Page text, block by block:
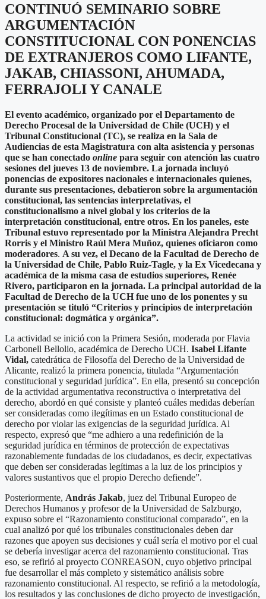
CONTINUÓ SEMINARIO SOBRE
ARGUMENTACIÓN
CONSTITUCIONAL CON PONENCIAS
DE EXTRANJEROS COMO LIFANTE,
JAKAB, CHIASSONI, AHUMADA,
FERRAJOLI Y CANALE
El evento académico, organizado por el Departamento de
Derecho Procesal de la Universidad de Chile (UCH) y el
Tribunal Constitucional (TC), se realiza en la Sala de
Audiencias de esta Magistratura con alta asistencia y personas
que se han conectado online para seguir con atención las cuatro
sesiones del jueves 13 de noviembre. La jornada incluyó
ponencias de expositores nacionales e internacionales quienes,
durante sus presentaciones, debatieron sobre la argumentación
constitucional, las sentencias interpretativas, el
constitucionalismo a nivel global y los criterios de la
interpretación constitucional, entre otros. En los paneles, este
Tribunal estuvo representado por la Ministra Alejandra Precht
Rorris y el Ministro Raúl Mera Muñoz, quienes oficiaron como
moderadores. A su vez, el Decano de la Facultad de Derecho de
la Universidad de Chile, Pablo Ruiz-Tagle, y la Ex Vicedecana y
académica de la misma casa de estudios superiores, Renée
Rivero, participaron en la jornada. La principal autoridad de la
Facultad de Derecho de la UCH fue uno de los ponentes y su
presentación se tituló “Criterios y principios de interpretación
constitucional: dogmática y orgánica”.
La actividad se inició con la Primera Sesión, moderada por Flavia
Carbonell Bellolio, académica de Derecho UCH. Isabel Lifante
Vidal, catedrática de Filosofía del Derecho de la Universidad de
Alicante, realizó la primera ponencia, titulada “Argumentación
constitucional y seguridad jurídica”. En ella, presentó su concepción
de la actividad argumentativa reconstructiva o interpretativa del
derecho, abordó en qué consiste y planteó cuáles medidas deberían
ser consideradas como ilegítimas en un Estado constitucional de
derecho por violar las exigencias de la seguridad jurídica. Al
respecto, expresó que “me adhiero a una redefinición de la
seguridad jurídica en términos de protección de expectativas
razonablemente fundadas de los ciudadanos, es decir, expectativas
que deben ser consideradas legítimas a la luz de los principios y
valores sustantivos que el propio Derecho defiende”.
Posteriormente, András Jakab, juez del Tribunal Europeo de
Derechos Humanos y profesor de la Universidad de Salzburgo,
expuso sobre el “Razonamiento constitucional comparado”, en la
cual analizó por qué los tribunales constitucionales deben dar
razones que apoyen sus decisiones y cuál sería el motivo por el cual
se debería investigar acerca del razonamiento constitucional. Tras
eso, se refirió al proyecto CONREASON, cuyo objetivo principal
fue desarrollar el más completo y sistemático análisis sobre
razonamiento constitucional. Al respecto, se refirió a la metodología,
los resultados y las conclusiones de dicho proyecto de investigación,